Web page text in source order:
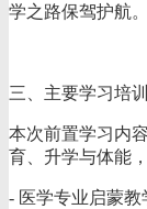
学之路保驾护航。
三、主要学习培
本次前置学习内
育、升学与体能
- 医学专业启蒙教